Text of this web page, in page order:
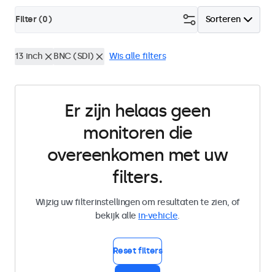
Sorteren
Filter (0)
13 inch BNC (SDI) Wis alle filters
Er zijn helaas geen
monitoren die
overeenkomen met uw
filters.
Wijzig uw filterinstellingen om resultaten te zien, of
bekijk alle in-vehicle.
Reset filters